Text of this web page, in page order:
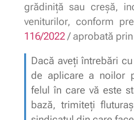
grădiniță sau creșă,
veniturilor, conform
116/2022/ aprobată prin
Dacă aveți întrebări
de aplicare a noilor
felul în care vă este
bază, trimiteți